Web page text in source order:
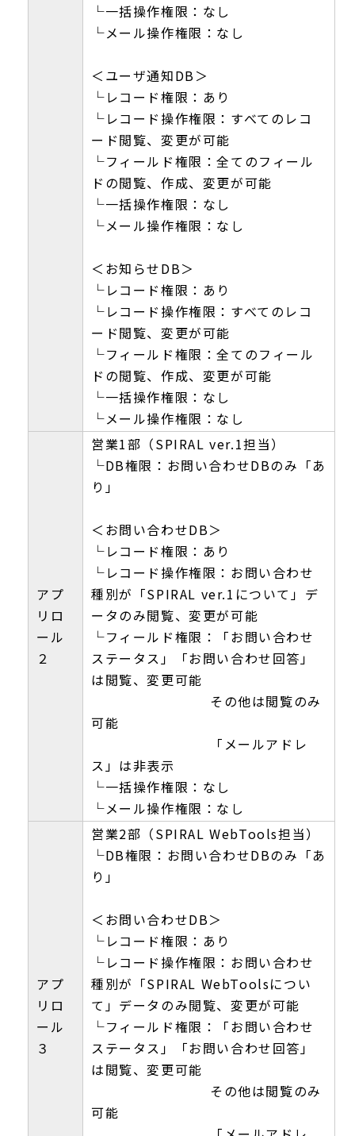
└一括操作権限：なし
└メール操作権限：なし
＜ユーザ通知DB＞
└レコード権限：あり
└レコード操作権限：すべてのレコ
ード閲覧、変更が可能
└フィールド権限：全てのフィール
ドの閲覧、作成、変更が可能
└一括操作権限：なし
└メール操作権限：なし
＜お知らせDB＞
└レコード権限：あり
└レコード操作権限：すべてのレコ
ード閲覧、変更が可能
└フィールド権限：全てのフィール
ドの閲覧、作成、変更が可能
└一括操作権限：なし
└メール操作権限：なし
アプ
リロ
ール
２
営業1部（SPIRAL ver.1担当）
└DB権限：お問い合わせDBのみ「あ
り」
＜お問い合わせDB＞
└レコード権限：あり
└レコード操作権限：お問い合わせ
種別が「SPIRAL ver.1について」デ
ータのみ閲覧、変更が可能
└フィールド権限：「お問い合わせ
ステータス」「お問い合わせ回答」
は閲覧、変更可能
その他は閲覧のみ
可能
「メールアドレ
ス」は非表示
└一括操作権限：なし
└メール操作権限：なし
アプ
リロ
ール
３
営業2部（SPIRAL WebTools担当）
└DB権限：お問い合わせDBのみ「あ
り」
＜お問い合わせDB＞
└レコード権限：あり
└レコード操作権限：お問い合わせ
種別が「SPIRAL WebToolsについ
て」データのみ閲覧、変更が可能
└フィールド権限：「お問い合わせ
ステータス」「お問い合わせ回答」
は閲覧、変更可能
その他は閲覧のみ
可能